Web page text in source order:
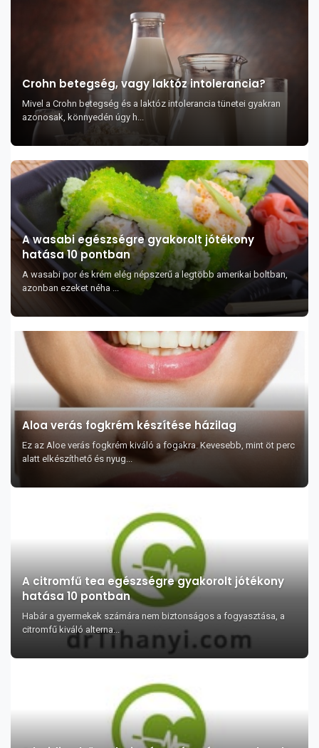
Crohn betegség, vagy laktóz intolerancia?
Mivel a Crohn betegség és a laktóz intolerancia tünetei gyakran
azonosak, könnyedén úgy h...
A wasabi egészségre gyakorolt jótékony
hatása 10 pontban
A wasabi por és krém elég népszerű a legtöbb amerikai boltban,
azonban ezeket néha ...
Aloa verás fogkrém készítése házilag
Ez az Aloe verás fogkrém kiváló a fogakra. Kevesebb, mint öt perc
alatt elkészíthető és nyug...
A citromfű tea egészségre gyakorolt jótékony
hatása 10 pontban
Habár a gyermekek számára nem biztonságos a fogyasztása, a
citromfű kiváló alterna...